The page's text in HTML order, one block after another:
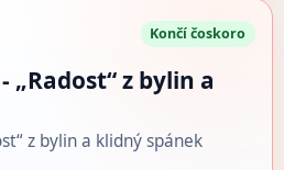
Končí čoskoro
„Radost“ z bylin a
z bylin a klidný spánek